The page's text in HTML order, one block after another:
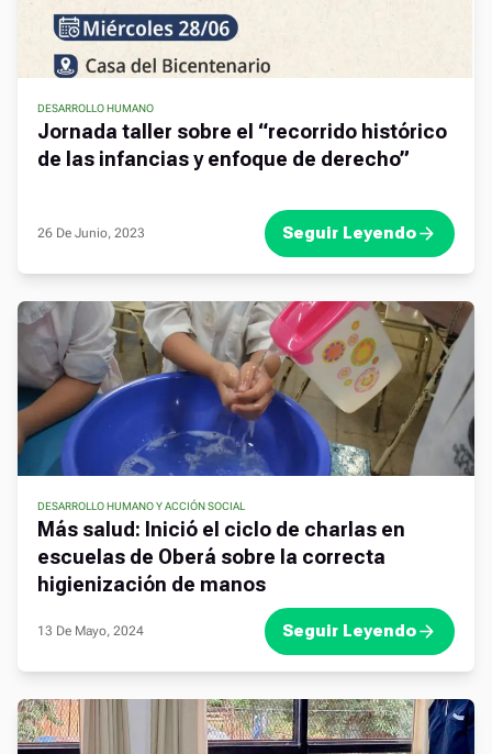
DESARROLLO HUMANO
Jornada taller sobre el “recorrido histórico
de las infancias y enfoque de derecho”
26 De Junio, 2023 Seguir Leyendo
DESARROLLO HUMANO Y ACCIÓN SOCIAL
Más salud: Inició el ciclo de charlas en
escuelas de Oberá sobre la correcta
higienización de manos
13 De Mayo, 2024 Seguir Leyendo